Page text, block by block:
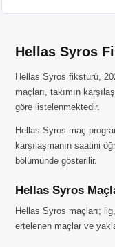
Hellas Syros
Hellas Syros fikstürü,
maçları, takımın
göre listelenmektedir.
Hellas Syros maç
karşılaşmanın saatini
bölümünde gösterilir.
Hellas Syros
Hellas Syros maçları;
ertelenen maçlar ve